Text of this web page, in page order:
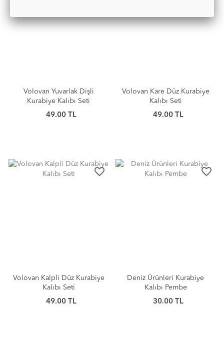
Volovan Yuvarlak Dişli
Kurabiye Kalıbı Seti
49.00 TL
Volovan Kare Düz Kurabiye
Kalıbı Seti
49.00 TL
favorite_border
Volovan Kalpli Düz Kurabiye
Kalıbı Seti
49.00 TL
favorite_border
Deniz Ürünleri Kurabiye
Kalıbı Pembe
30.00 TL